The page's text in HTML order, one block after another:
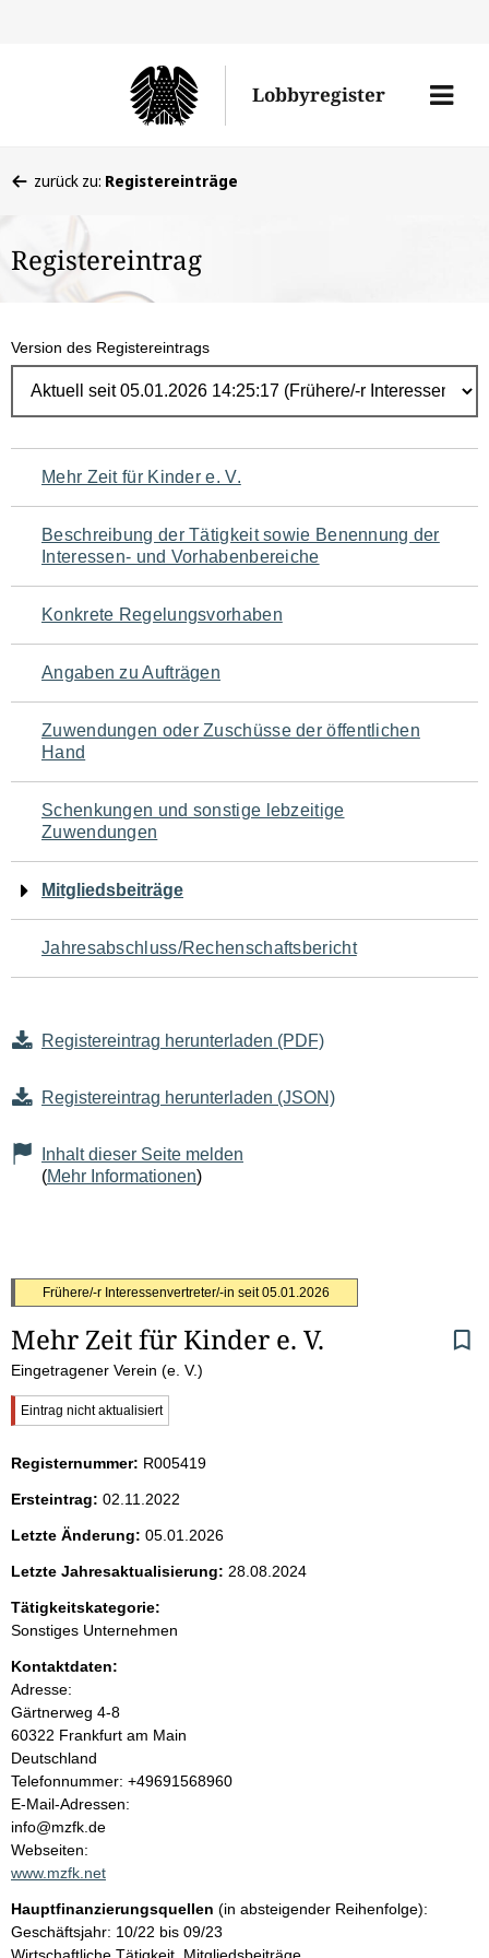
Lobbyregister
Menü
befinden
hier:
zurück zu: Registereinträge
Registereintrag
Version des Registereintrags
Navigation
für
den
Seiteninhalt
Mehr Zeit für Kinder e. V.
Beschreibung der Tätigkeit sowie Benennung der
Interessen- und Vorhabenbereiche
Konkrete Regelungsvorhaben
Angaben zu Aufträgen
Zuwendungen oder Zuschüsse der öffentlichen
Hand
Schenkungen und sonstige lebzeitige
Zuwendungen
Mitgliedsbeiträge
Jahresabschluss/Rechenschaftsbericht
Registereintrag herunterladen (PDF)
Registereintrag herunterladen (JSON)
Inhalt dieser Seite melden
(Mehr Informationen)
S
e
i
t
e
n
i
n
h
a
l
t
Frühere/-r Interessenvertreter/-in seit 05.01.2026
Mehr Zeit für Kinder e. V.
Eingetragener Verein (e. V.)
W
i
h
i
r
i
n
e
i
s
Eintrag nicht aktualisiert
Registernummer: R005419
Ersteintrag: 02.11.2022
Letzte Änderung: 05.01.2026
Letzte Jahresaktualisierung: 28.08.2024
Tätigkeitskategorie:
Sonstiges Unternehmen
Kontaktdaten:
Adresse:
Gärtnerweg 4-8
60322 Frankfurt am Main
Deutschland
K
o
n
t
a
t
i
Telefonnummer: +49691568960
E-Mail-Adressen:
info@mzfk.de
Webseiten:
www.mzfk.net
Hauptfinanzierungsquellen (in absteigender Reihenfolge):
Geschäftsjahr: 10/22 bis 09/23